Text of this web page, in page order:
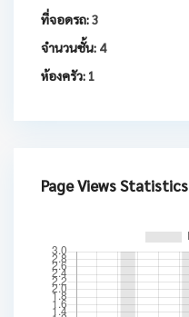
ที่จอดรถ:3
จำนวนชั้น: 4
ห้องครัว: 1
Page Views Statistics